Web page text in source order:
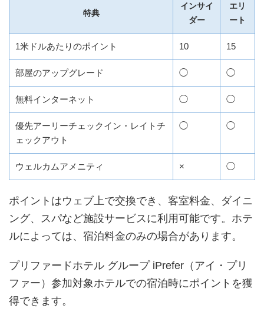
特典
インサイ
ダー
エリ
ート
1米ドルあたりのポイント 10 15
部屋のアップグレード ◯ ◯
無料インターネット ◯ ◯
優先アーリーチェックイン・レイトチ
ェックアウト
◯ ◯
ウェルカムアメニティ × ◯
ポイントはウェブ上で交換でき、客室料金、ダイニ
ング、スパなど施設サービスに利用可能です。ホテ
ルによっては、宿泊料金のみの場合があります。
プリファードホテル グループ iPrefer（アイ・プリ
ファー）参加対象ホテルでの宿泊時にポイントを獲
得できます。